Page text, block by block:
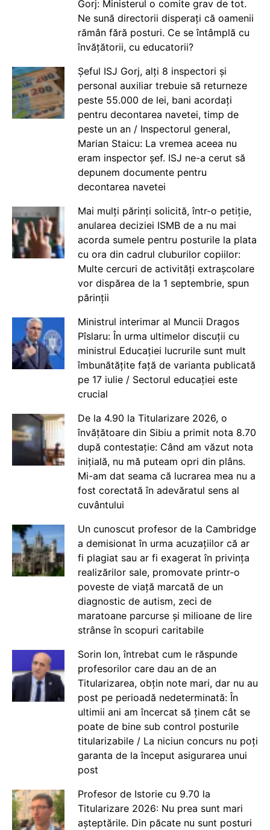
Gorj: Ministerul o comite grav de tot.
Ne sună directorii disperați că oamenii
rămân fără posturi. Ce se întâmplă cu
învățătorii, cu educatorii?
Șeful ISJ Gorj, alți 8 inspectori și
personal auxiliar trebuie să returneze
peste 55.000 de lei, bani acordați
pentru decontarea navetei, timp de
peste un an / Inspectorul general,
Marian Staicu: La vremea aceea nu
eram inspector șef. ISJ ne-a cerut să
depunem documente pentru
decontarea navetei
Mai mulți părinți solicită, într-o petiție,
anularea deciziei ISMB de a nu mai
acorda sumele pentru posturile la plata
cu ora din cadrul cluburilor copiilor:
Multe cercuri de activități extrașcolare
vor dispărea de la 1 septembrie, spun
părinții
Ministrul interimar al Muncii Dragos
Pîslaru: În urma ultimelor discuții cu
ministrul Educației lucrurile sunt mult
îmbunătățite față de varianta publicată
pe 17 iulie / Sectorul educației este
crucial
De la 4.90 la Titularizare 2026, o
învățătoare din Sibiu a primit nota 8.70
după contestație: Când am văzut nota
inițială, nu mă puteam opri din plâns.
Mi-am dat seama că lucrarea mea nu a
fost corectată în adevăratul sens al
cuvântului
Un cunoscut profesor de la Cambridge
a demisionat în urma acuzațiilor că ar
fi plagiat sau ar fi exagerat în privința
realizărilor sale, promovate printr-o
poveste de viață marcată de un
diagnostic de autism, zeci de
maratoane parcurse și milioane de lire
strânse în scopuri caritabile
Sorin Ion, întrebat cum le răspunde
profesorilor care dau an de an
Titularizarea, obțin note mari, dar nu au
post pe perioadă nedeterminată: În
ultimii ani am încercat să ținem cât se
poate de bine sub control posturile
titularizabile / La niciun concurs nu poți
garanta de la început asigurarea unui
post
Profesor de Istorie cu 9.70 la
Titularizare 2026: Nu prea sunt mari
așteptările. Din păcate nu sunt posturi